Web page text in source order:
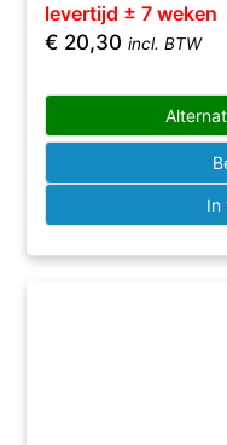
levertijd ± 7 weken
€ 20,30 incl. BTW
In